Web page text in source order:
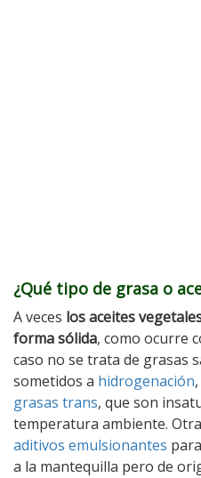
¿Qué tipo de grasa o
A veces los aceites
forma sólida, como ocurre
caso no se trata de grasas
sometidos a hidrogenación
grasas trans, que son
temperatura ambiente.
aditivos emulsionantes
a la mantequilla pero de